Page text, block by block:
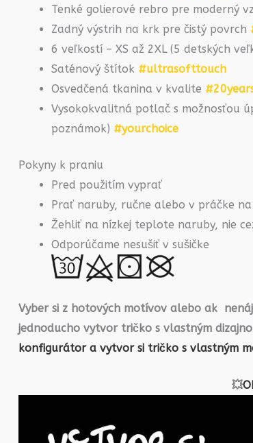
Tenké golierové rebro pre moderný
Zadný výstrih na krk pre čistý povrch
6 veľkostí – XS až 2XL (5 detských
Saténový štítok #ultrasofttouch
Osvedčená tkanina v kvalite
Vysokokvalitná potlač s možnosťou
poznámok) #yourchoice
Pokyny k praniu
Pred použitím vyprať
Prať naruby, ručne alebo v práčke
Žehliť na nízkej teplote naruby, nie
Odporúčame nesušiť v sušičke
Vyber si z hotových motívov alebo ak
jednoducho vytvor tričko s vlastným
konfigurátor a vytvor si tričko s vlastným
💥